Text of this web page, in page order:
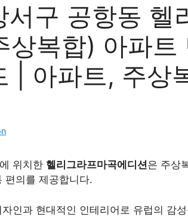
서구 공항동 헬
상복합) 아파트
| 아파트, 주상
위치한 헬리그라프마곡에디션은 주상
편의를 제공합니다.
인과 현대적인 인테리어로 유럽의 감